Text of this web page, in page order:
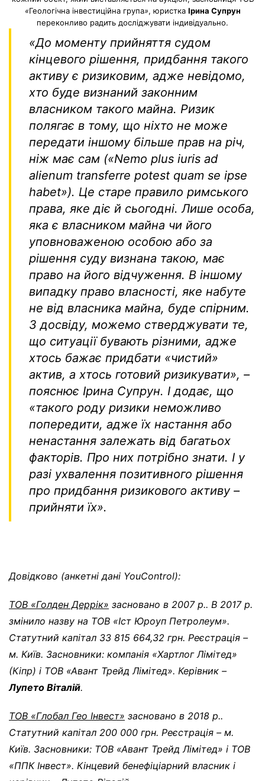
«Геологічна інвестиційна група», юристка Ірина Супрун
переконливо радить досліджувати індивідуально.
«До моменту прийняття судом
кінцевого рішення, придбання такого
активу є ризиковим, адже невідомо,
хто буде визнаний законним
власником такого майна. Ризик
полягає в тому, що ніхто не може
передати іншому більше прав на річ,
ніж має сам («Nemo plus iuris ad
alienum transferre potest quam se ipse
habet»). Це старе правило римського
права, яке діє й сьогодні. Лише особа,
яка є власником майна чи його
уповноваженою особою або за
рішення суду визнана такою, має
право на його відчуження. В іншому
випадку право власності, яке набуте
не від власника майна, буде спірним.
З досвіду, можемо стверджувати те,
що ситуації бувають різними, адже
хтось бажає придбати «чистий»
актив, а хтось готовий ризикувати», –
пояснює Ірина Супрун. І додає, що
«такого роду ризики неможливо
попередити, адже їх настання або
ненастання залежать від багатьох
факторів. Про них потрібно знати. І у
разі ухвалення позитивного рішення
про придбання ризикового активу –
прийняти їх».
Довідково (анкетні дані YouControl):
ТОВ «Голден Деррік» засновано в 2007 р.. В 2017 р.
змінило назву на ТОВ «Іст Юроуп Петролеум».
Статутний капітал 33 815 664,32 грн. Реєстрація –
м. Київ. Засновники: компанія «Хартлог Лімітед»
(Кіпр) і ТОВ «Авант Трейд Лімітед». Керівник –
Лупето Віталій.
ТОВ «Глобал Гео Інвест» засновано в 2018 р..
Статутний капітал 200 000 грн. Реєстрація – м.
Київ. Засновники: ТОВ «Авант Трейд Лімітед» і ТОВ
«ППК Інвест». Кінцевий бенефіціарний власник і